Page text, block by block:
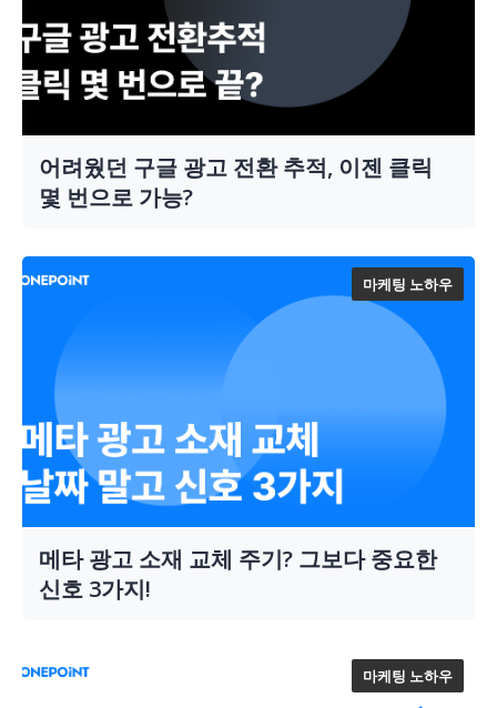
어려웠던 구글 광고 전환 추적, 이젠 클릭
몇 번으로 가능?
마케팅 노하우
메타 광고 소재 교체 주기? 그보다 중요한
신호 3가지!
마케팅 노하우